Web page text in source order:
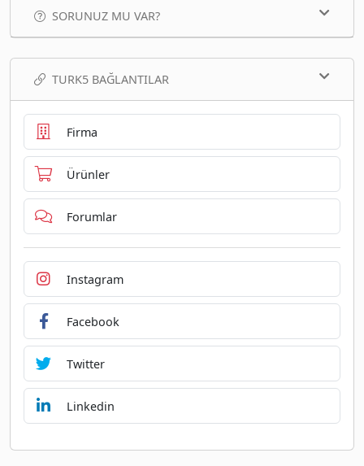
SORUNUZ MU VAR?
TURK5 BAĞLANTILAR
Firma
Ürünler
Forumlar
Instagram
Facebook
Twitter
Linkedin